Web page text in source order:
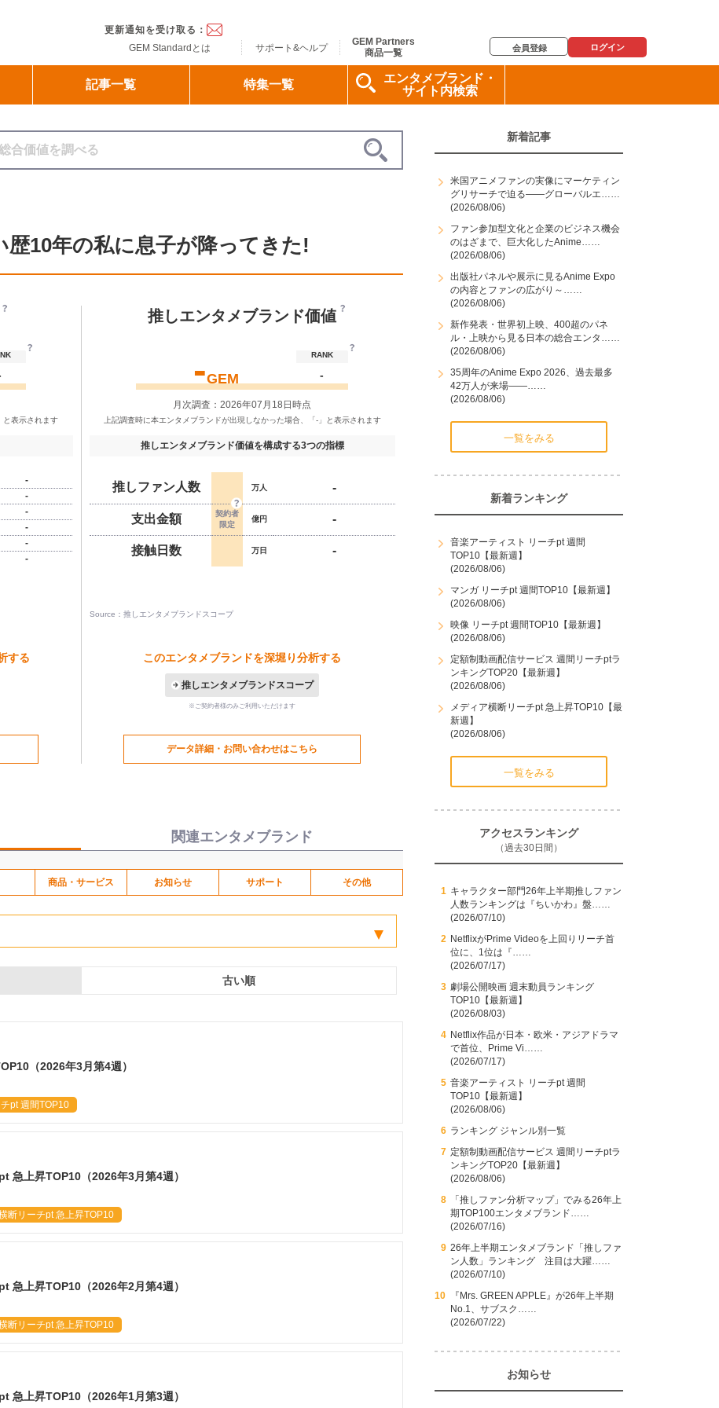
更新通知を受け取る：
GEM Standardとは
サポート&ヘルプ
GEM Partners
商品一覧
会員登録 ログイン
記事一覧 特集一覧
エンタメブランド・
サイト内検索
10年の私に息子が降ってきた!
-
-
-
-
-
-
する
推しエンタメブランド価値
-GEM
RANK
-
月次調査：2026年07月18日時点
推しエンタメブランド価値を構成する3つの指標
推しファン人数 万人 -
支出金額 億円 -
接触日数 万日 -
Source：推しエンタメブランドスコープ
このエンタメブランドを深堀り分析する
推しエンタメブランドスコープ
※ご契約者様のみご利用いただけます
データ詳細・お問い合わせはこちら
関連エンタメブランド
商品・サービス お知らせ サポート その他
古い順
（2026年3月第4週）
pt 週間TOP10
急上昇TOP10（2026年3月第4週）
断リーチpt 急上昇TOP10
急上昇TOP10（2026年2月第4週）
断リーチpt 急上昇TOP10
急上昇TOP10（2026年1月第3週）
新着記事
米国アニメファンの実像にマーケティン
グリサーチで迫る――グローバルエ……
(2026/08/06)
ファン参加型文化と企業のビジネス機会
のはざまで、巨大化したAnime……
(2026/08/06)
出版社パネルや展示に見るAnime Expo
の内容とファンの広がり～……
(2026/08/06)
新作発表・世界初上映、400超のパネ
ル・上映から見る日本の総合エンタ……
(2026/08/06)
35周年のAnime Expo 2026、過去最多
42万人が来場――……
(2026/08/06)
一覧をみる
新着ランキング
音楽アーティスト リーチpt 週間
TOP10【最新週】
(2026/08/06)
マンガ リーチpt 週間TOP10【最新週】
(2026/08/06)
映像 リーチpt 週間TOP10【最新週】
(2026/08/06)
定額制動画配信サービス 週間リーチptラ
ンキングTOP20【最新週】
(2026/08/06)
メディア横断リーチpt 急上昇TOP10【最
新週】
(2026/08/06)
一覧をみる
アクセスランキング
（過去30日間）
キャラクター部門26年上半期推しファン
人数ランキングは『ちいかわ』盤……
(2026/07/10)
NetflixがPrime Videoを上回りリーチ首
位に、1位は『……
(2026/07/17)
劇場公開映画 週末動員ランキング
TOP10【最新週】
(2026/08/03)
Netflix作品が日本・欧米・アジアドラマ
で首位、Prime Vi……
(2026/07/17)
音楽アーティスト リーチpt 週間
TOP10【最新週】
(2026/08/06)
ランキング ジャンル別一覧
定額制動画配信サービス 週間リーチptラ
ンキングTOP20【最新週】
(2026/08/06)
「推しファン分析マップ」でみる26年上
期TOP100エンタメブランド……
(2026/07/16)
26年上半期エンタメブランド「推しファ
ン人数」ランキング 注目は大躍……
(2026/07/10)
『Mrs. GREEN APPLE』が26年上半期
No.1、サブスク……
(2026/07/22)
お知らせ